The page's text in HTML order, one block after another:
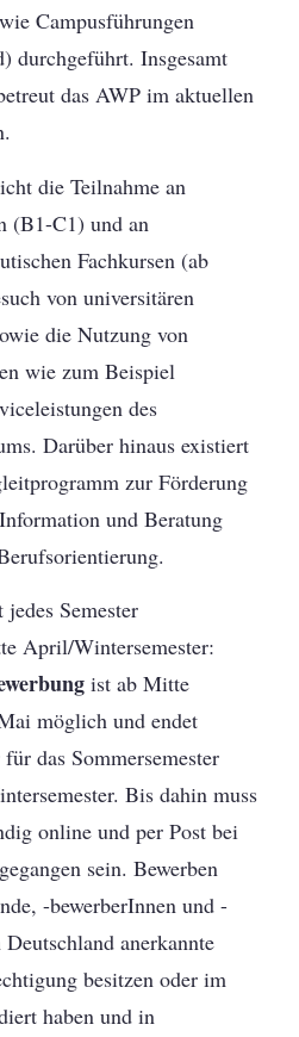
Campusführungen
durchgeführt. Insgesamt
das AWP im aktuellen
die Teilnahme an
(B1-C1) und an
Fachkursen (ab
von universitären
die Nutzung von
wie zum Beispiel
des
Darüber hinaus existiert
zur Förderung
und Beratung
Semester
April/Wintersemester:
ist ab Mitte
möglich und endet
das Sommersemester
Bis dahin muss
online und per Post bei
sein. Bewerben
-bewerberInnen und -
anerkannte
besitzen oder im
haben und in